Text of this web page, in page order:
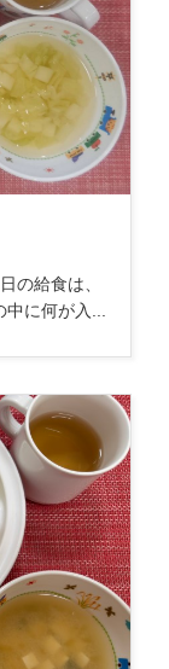
の給食は、
に何が入...